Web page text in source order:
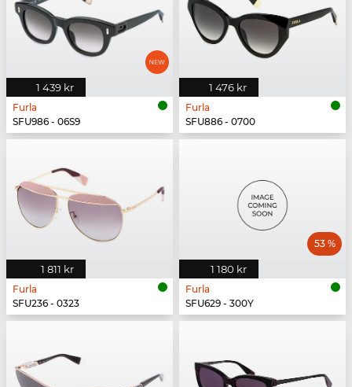
1 439 kr
Furla
SFU986 - 06S9
1 476 kr
Furla
SFU886 - 0700
1 811 kr
Furla
SFU236 - 0323
1 180 kr
53 %
Furla
SFU629 - 300Y